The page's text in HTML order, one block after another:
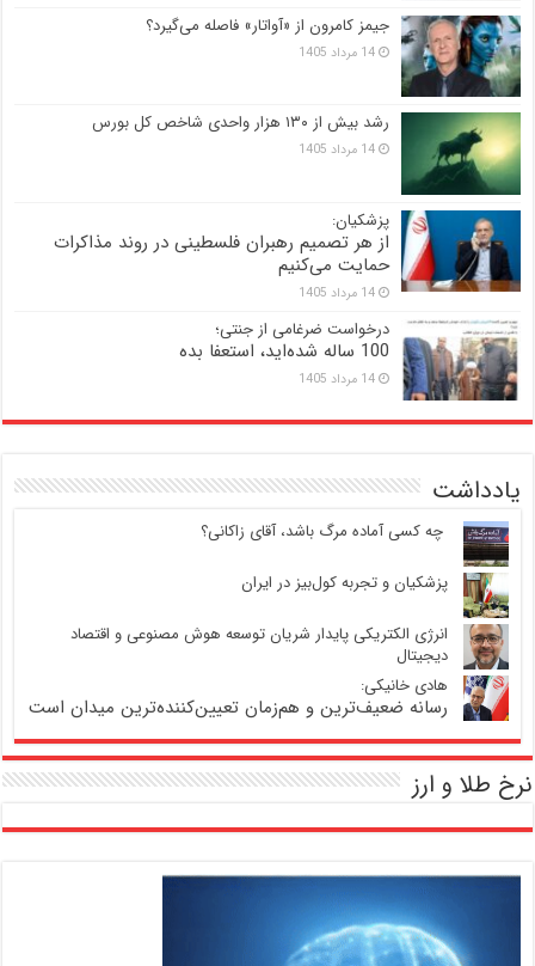
جیمز کامرون از «آواتار» فاصله می‌گیرد؟
14 مرداد 1405
رشد بیش از ۱۳۰ هزار واحدی شاخص کل بورس
14 مرداد 1405
پزشکیان:
از هر تصمیم رهبران فلسطینی در روند مذاکرات
حمایت می‌کنیم
14 مرداد 1405
درخواست ضرغامی از جنتی؛
100 ساله شده‌اید، استعفا بده
14 مرداد 1405
یادداشت
‍ چه کسی آماده مرگ باشد، آقای زاکانی؟
پزشکیان و تجربه کول‌بیز در ایران
انرژی الکتریکی پایدار شریان توسعه هوش مصنوعی و اقتصاد
دیجیتال
هادی خانیکی:
رسانه ضعیف‌ترین و هم‌زمان تعیین‌کننده‌ترین میدان است
نرخ طلا و ارز